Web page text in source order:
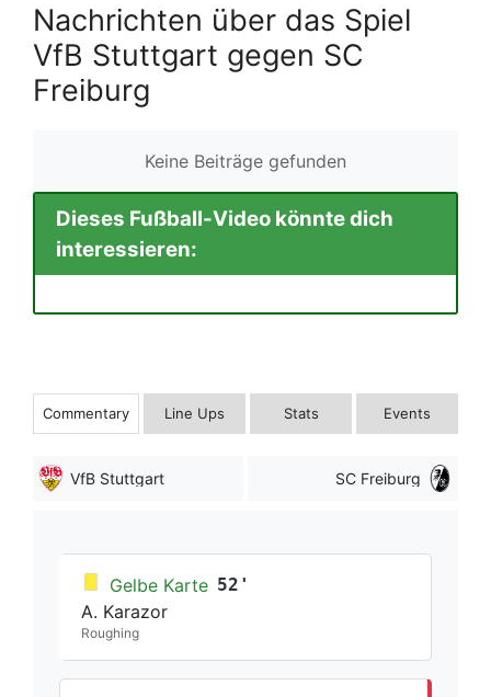
Nachrichten über das Spiel
VfB Stuttgart gegen SC
Freiburg
Keine Beiträge gefunden
Dieses Fußball-Video könnte dich
interessieren:
Commentary Line Ups Stats Events
VfB Stuttgart SC Freiburg
Gelbe Karte 52'
A. Karazor
Roughing